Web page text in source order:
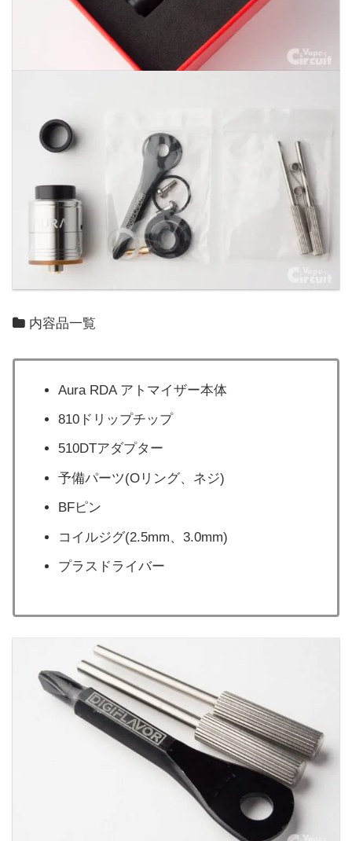
内容品一覧
Aura RDA アトマイザー本体
810ドリップチップ
510DTアダプター
予備パーツ(Oリング、ネジ)
BFピン
コイルジグ(2.5mm、3.0mm)
プラスドライバー